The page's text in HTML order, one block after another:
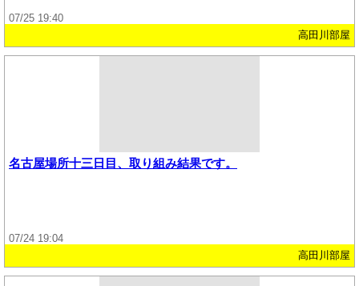
07/25 19:40
高田川部屋
名古屋場所十三日目、取り組み結果です。
07/24 19:04
高田川部屋